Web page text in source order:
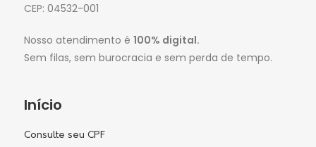
CEP: 04532-001
Nosso atendimento é 100% digital.
Sem filas, sem burocracia e sem perda de tempo.
Início
Consulte seu CPF